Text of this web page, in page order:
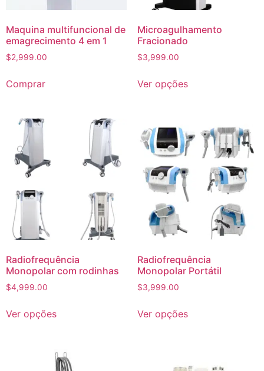
Maquina multifuncional de
emagrecimento 4 em 1
$2,999.00
Comprar
Microagulhamento
Fracionado
$3,999.00
Ver opções
Radiofrequência
Monopolar com rodinhas
$4,999.00
Ver opções
Radiofrequência
Monopolar Portátil
$3,999.00
Ver opções